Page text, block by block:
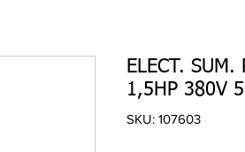
ELECT.
1,5HP 380V
SKU: 107603